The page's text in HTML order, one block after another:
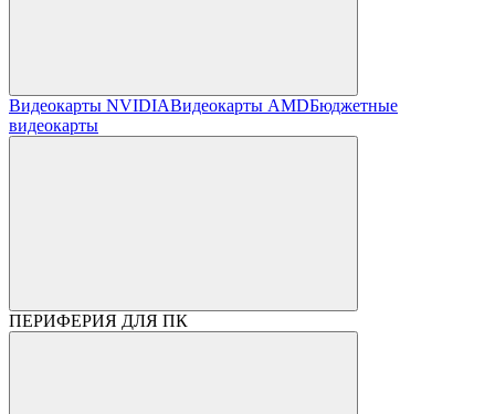
Видеокарты NVIDIAВидеокарты AMDБюджетные
видеокарты
ПЕРИФЕРИЯ ДЛЯ ПК